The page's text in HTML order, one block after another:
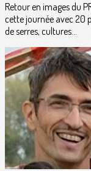
Retour en images du
cette journée avec 20
de serres, cultures...